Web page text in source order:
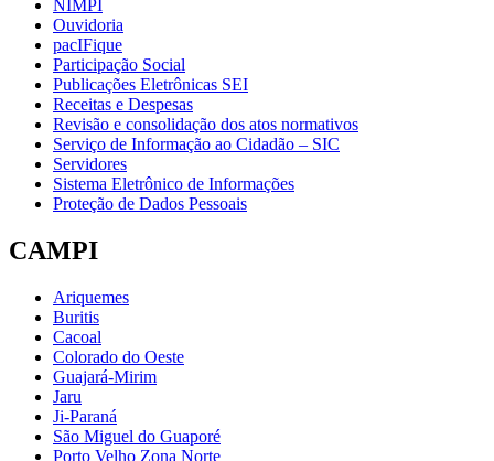
NIMPI
Ouvidoria
pacIFique
Participação Social
Publicações Eletrônicas SEI
Receitas e Despesas
Revisão e consolidação dos atos normativos
Serviço de Informação ao Cidadão – SIC
Servidores
Sistema Eletrônico de Informações
Proteção de Dados Pessoais
CAMPI
Ariquemes
Buritis
Cacoal
Colorado do Oeste
Guajará-Mirim
Jaru
Ji-Paraná
São Miguel do Guaporé
Porto Velho Zona Norte